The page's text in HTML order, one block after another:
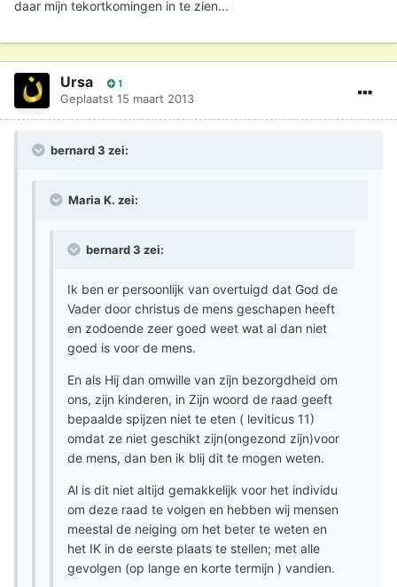
daar mijn tekortkomingen in te zien...
Ursa 1
Geplaatst 15 maart 2013
bernard 3 zei:
Maria K. zei:
bernard 3 zei:
Ik ben er persoonlijk van overtuigd dat God de
Vader door christus de mens geschapen heeft
en zodoende zeer goed weet wat al dan niet
goed is voor de mens.
En als Hij dan omwille van zijn bezorgdheid om
ons, zijn kinderen, in Zijn woord de raad geeft
bepaalde spijzen niet te eten ( leviticus 11)
omdat ze niet geschikt zijn(ongezond zijn)voor
de mens, dan ben ik blij dit te mogen weten.
Al is dit niet altijd gemakkelijk voor het individu
om deze raad te volgen en hebben wij mensen
meestal de neiging om het beter te weten en
het IK in de eerste plaats te stellen; met alle
gevolgen (op lange en korte termijn ) vandien.